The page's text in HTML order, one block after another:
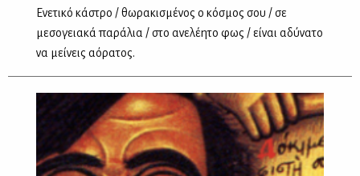
Ενετικό κάστρο / θωρακισμένος ο κόσμος σου / σε
μεσογειακά παράλια / στο ανελέητο φως / είναι αδύνατο
να μείνεις αόρατος.